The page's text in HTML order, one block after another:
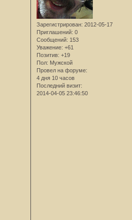
Зарегистрирован: 2012-05-17
Приглашений: 0
Сообщений: 153
Уважение: +61
Позитив: +19
Пол: Мужской
Провел на форуме:
4 дня 10 часов
Последний визит:
2014-04-05 23:46:50